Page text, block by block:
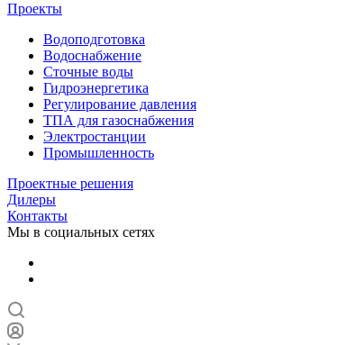
Проекты
Водоподготовка
Водоснабжение
Сточные воды
Гидроэнергетика
Регулирование давления
ТПА для газоснабжения
Электростанции
Промышленность
Проектные решения
Дилеры
Контакты
Мы в социальных сетях